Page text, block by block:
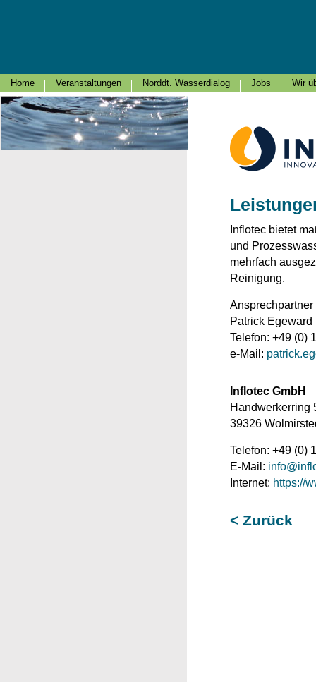
Home Veranstaltungen Norddt. Wasserdialog Jobs Wir
Inflotec bietet
und
mehrfach
Reinigung.
Patrick Egeward
Telefon: +49 (0)
e-Mail:
Inflotec GmbH
Handwerkerring
39326
Telefon: +49 (0)
E-Mail:
Internet: https://
< Zurück